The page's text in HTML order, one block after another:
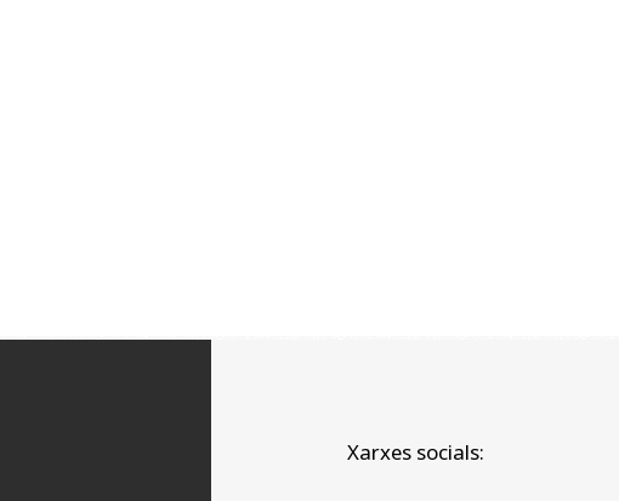
Xarxes socials: